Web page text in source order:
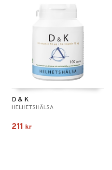
D & K
HELHETSHÄLSA
211 kr